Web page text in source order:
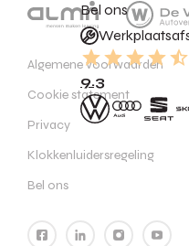
Bel ons
9.3
Algemene voorwaarden
Cookie statement
Privacy
Klokkenluidersregeling
Bel ons